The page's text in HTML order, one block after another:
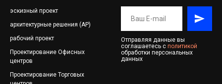
эскизный проект
архитектурные решения (АР)
рабочий проект
Проектирование Офисных
центров
Проектирование Торговых
Отправляя данные вы
соглашаетесь с политикой
обработки персональных
данных